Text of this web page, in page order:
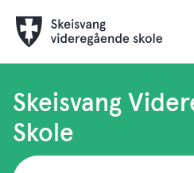
vgs
Skeisvang
Skole